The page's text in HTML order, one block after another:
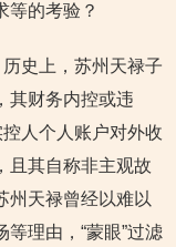
等的考验？
史上，苏州天禄子
其财务内控或违
人个人账户对外收
且其自称非主观故
州天禄曾经以难以
理由，“蒙眼”过滤